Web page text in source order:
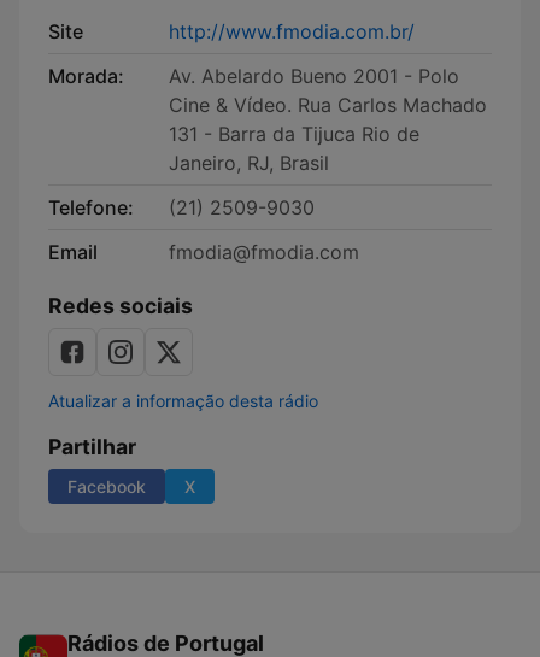
Site
http://www.fmodia.com.br/
Morada:
Av. Abelardo Bueno 2001 - Polo
Cine & Vídeo. Rua Carlos Machado
131 - Barra da Tijuca Rio de
Janeiro, RJ, Brasil
Telefone:
(21) 2509-9030
Email
fmodia@fmodia.com
Redes sociais
Atualizar a informação desta rádio
Partilhar
Facebook X
Rádios de Portugal